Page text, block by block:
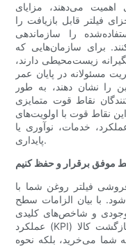
اهمیت می‌دهند، مزایای
فیلتر قابل بازیافت را
را سازماندهی
برای سازمان‌هایی که
زیست‌محیطی دارند،
مسئولانه در پایان عمر
را نشان دهند، به طور
نقاط قوت متمایزی
نقاط قوت با اولویت‌های
خدمات، نوآوری یا
پایداری.
موفق برقرار و حفظ کنیم
فیلتر روغن شما با
با بیان الزامات سطح
و شاخص‌های کلیدی
عملکرد (KPI) مانند نرخ پر شدن، دقت تحویل و نرخ بازگشت کالا
شما می‌خرید، بلکه نحوه